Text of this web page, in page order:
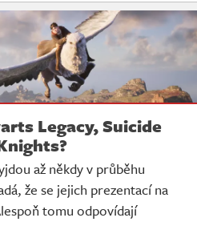
Legacy, Suicide
až někdy v průběhu
že se jejich prezentací na
tomu odpovídají